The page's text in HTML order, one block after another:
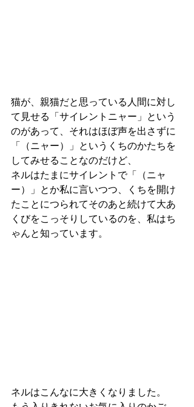
猫が、親猫だと思っている人間に対し
て見せる「サイレントニャー」という
のがあって、それはほぼ声を出さずに
「（ニャー）」というくちのかたちを
してみせることなのだけど、
ネルはたまにサイレントで「（ニャ
ー）」とか私に言いつつ、くちを開け
たことにつられてそのあと続けて大あ
くびをこっそりしているのを、私はち
ゃんと知っています。
ネルはこんなに大きくなりました。